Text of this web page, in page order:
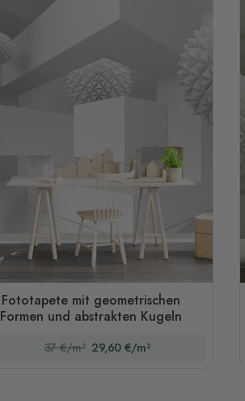
Fototapete mit geometrischen
Formen und abstrakten Kugeln
37 €/m² 29,60 €/m²